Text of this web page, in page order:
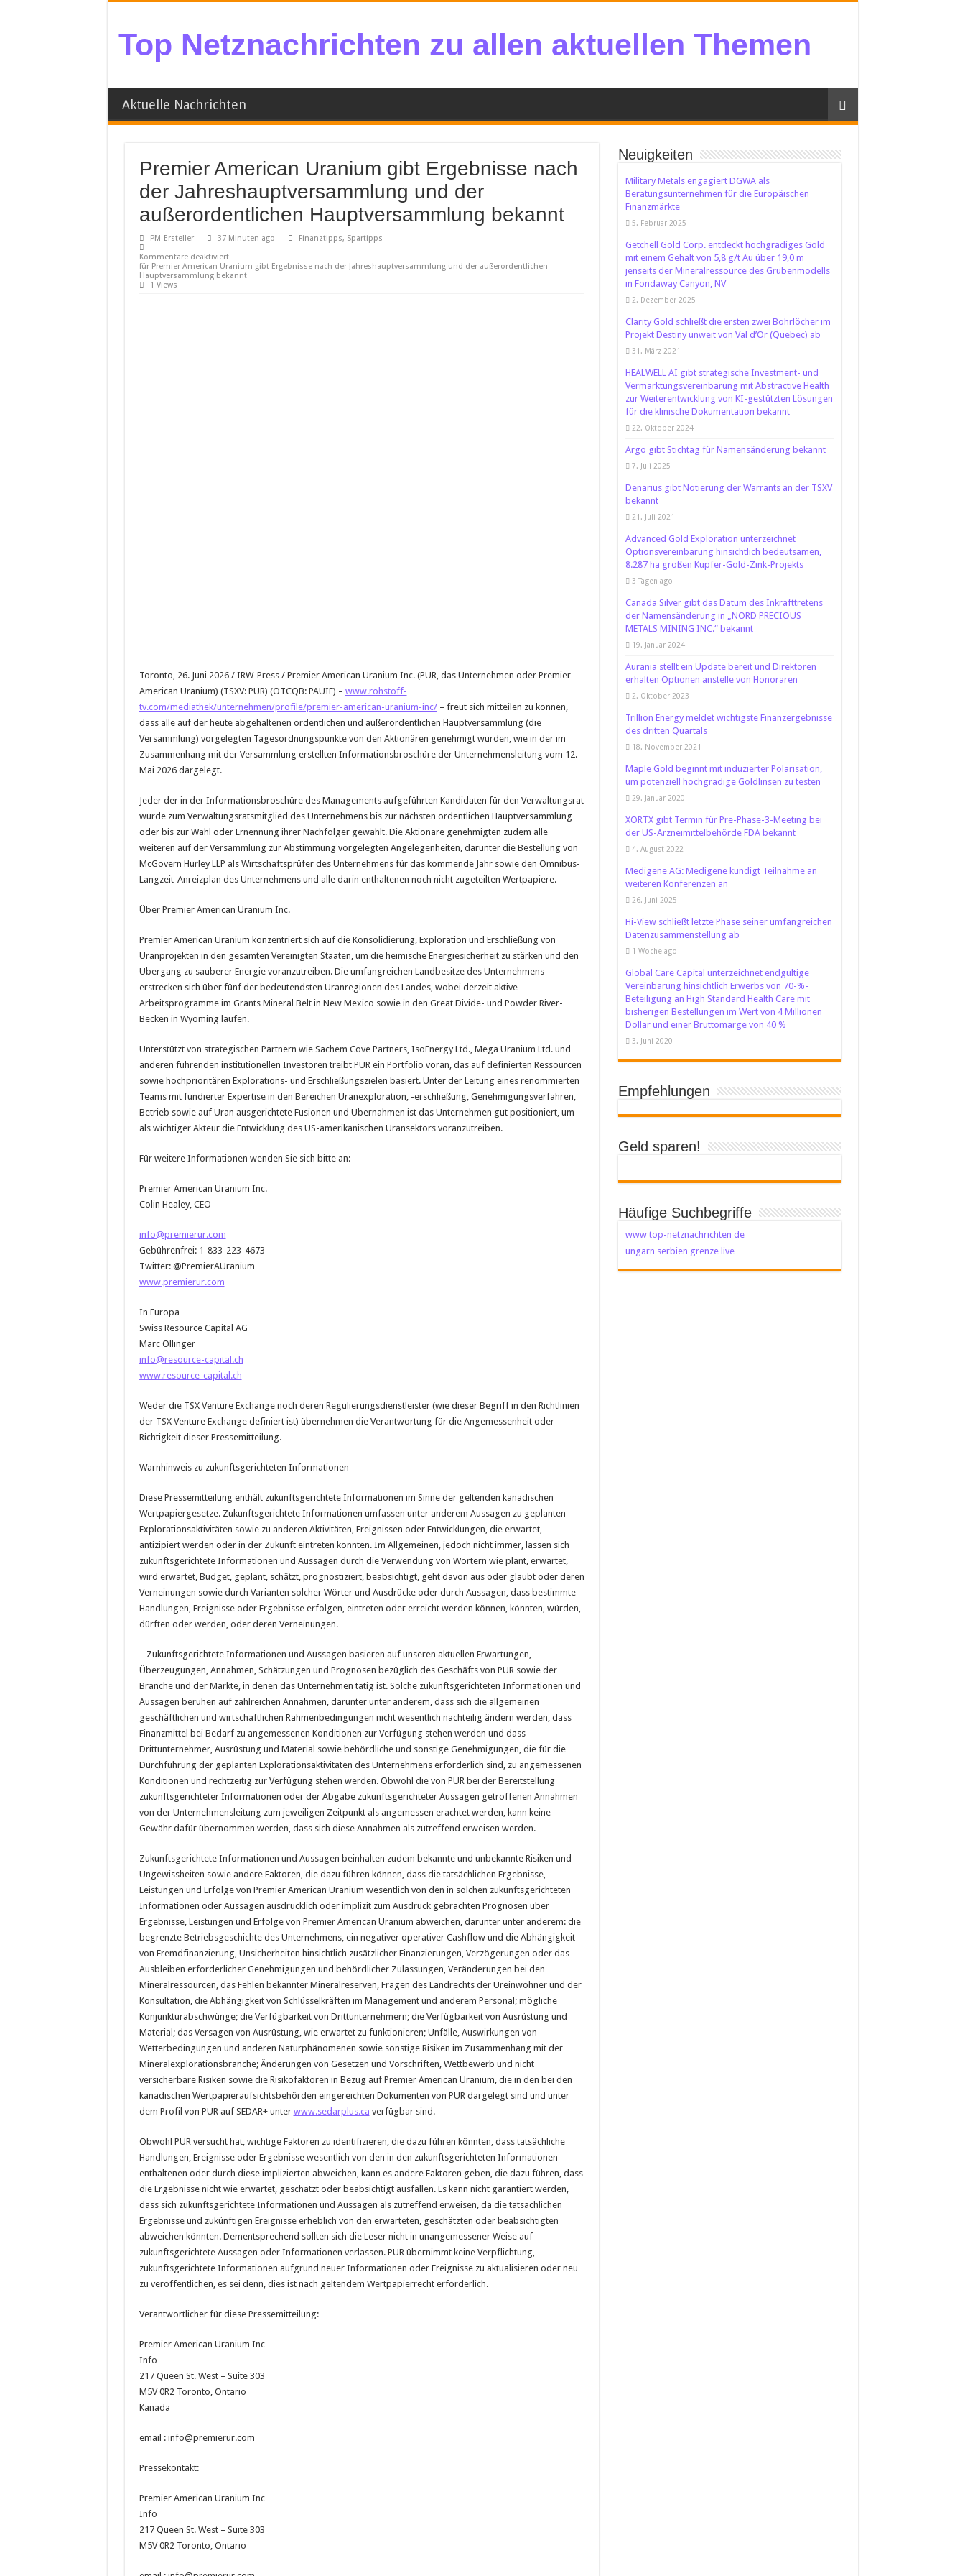
Top Netznachrichten zu allen aktuellen Themen
Aktuelle Nachrichten
Premier American Uranium gibt Ergebnisse nach
der Jahreshauptversammlung und der
außerordentlichen Hauptversammlung bekannt
PM-Ersteller 37 Minuten ago
Finanztipps, Spartipps
Kommentare deaktiviert
für Premier American Uranium gibt Ergebnisse nach der Jahreshauptversammlung und der außerordentlichen
Hauptversammlung bekannt
1 Views
Toronto, 26. Juni 2026 / IRW-Press / Premier American Uranium Inc. (PUR, das Unternehmen oder Premier
American Uranium) (TSXV: PUR) (OTCQB: PAUIF) – www.rohstoff-
tv.com/mediathek/unternehmen/profile/premier-american-uranium-inc/– freut sich mitteilen zu können,
dass alle auf der heute abgehaltenen ordentlichen und außerordentlichen Hauptversammlung (die
Versammlung) vorgelegten Tagesordnungspunkte von den Aktionären genehmigt wurden, wie in der im
Zusammenhang mit der Versammlung erstellten Informationsbroschüre der Unternehmensleitung vom 12.
Mai 2026 dargelegt.
Jeder der in der Informationsbroschüre des Managements aufgeführten Kandidaten für den Verwaltungsrat
wurde zum Verwaltungsratsmitglied des Unternehmens bis zur nächsten ordentlichen Hauptversammlung
oder bis zur Wahl oder Ernennung ihrer Nachfolger gewählt. Die Aktionäre genehmigten zudem alle
weiteren auf der Versammlung zur Abstimmung vorgelegten Angelegenheiten, darunter die Bestellung von
McGovern Hurley LLP als Wirtschaftsprüfer des Unternehmens für das kommende Jahr sowie den Omnibus-
Langzeit-Anreizplan des Unternehmens und alle darin enthaltenen noch nicht zugeteilten Wertpapiere.
Über Premier American Uranium Inc.
Premier American Uranium konzentriert sich auf die Konsolidierung, Exploration und Erschließung von
Uranprojekten in den gesamten Vereinigten Staaten, um die heimische Energiesicherheit zu stärken und den
Übergang zu sauberer Energie voranzutreiben. Die umfangreichen Landbesitze des Unternehmens
erstrecken sich über fünf der bedeutendsten Uranregionen des Landes, wobei derzeit aktive
Arbeitsprogramme im Grants Mineral Belt in New Mexico sowie in den Great Divide- und Powder River-
Becken in Wyoming laufen.
Unterstützt von strategischen Partnern wie Sachem Cove Partners, IsoEnergy Ltd., Mega Uranium Ltd. und
anderen führenden institutionellen Investoren treibt PUR ein Portfolio voran, das auf definierten Ressourcen
sowie hochprioritären Explorations- und Erschließungszielen basiert. Unter der Leitung eines renommierten
Teams mit fundierter Expertise in den Bereichen Uranexploration, -erschließung, Genehmigungsverfahren,
Betrieb sowie auf Uran ausgerichtete Fusionen und Übernahmen ist das Unternehmen gut positioniert, um
als wichtiger Akteur die Entwicklung des US-amerikanischen Uransektors voranzutreiben.
Für weitere Informationen wenden Sie sich bitte an:
Premier American Uranium Inc.
Colin Healey, CEO
info@premierur.com
Gebührenfrei: 1-833-223-4673
Twitter: @PremierAUranium
www.premierur.com
In Europa
Swiss Resource Capital AG
Marc Ollinger
info@resource-capital.ch
www.resource-capital.ch
Weder die TSX Venture Exchange noch deren Regulierungsdienstleister (wie dieser Begriff in den Richtlinien
der TSX Venture Exchange definiert ist) übernehmen die Verantwortung für die Angemessenheit oder
Richtigkeit dieser Pressemitteilung.
Warnhinweis zu zukunftsgerichteten Informationen
Diese Pressemitteilung enthält zukunftsgerichtete Informationen im Sinne der geltenden kanadischen
Wertpapiergesetze. Zukunftsgerichtete Informationen umfassen unter anderem Aussagen zu geplanten
Explorationsaktivitäten sowie zu anderen Aktivitäten, Ereignissen oder Entwicklungen, die erwartet,
antizipiert werden oder in der Zukunft eintreten könnten. Im Allgemeinen, jedoch nicht immer, lassen sich
zukunftsgerichtete Informationen und Aussagen durch die Verwendung von Wörtern wie plant, erwartet,
wird erwartet, Budget, geplant, schätzt, prognostiziert, beabsichtigt, geht davon aus oder glaubt oder deren
Verneinungen sowie durch Varianten solcher Wörter und Ausdrücke oder durch Aussagen, dass bestimmte
Handlungen, Ereignisse oder Ergebnisse erfolgen, eintreten oder erreicht werden können, könnten, würden,
dürften oder werden, oder deren Verneinungen.
Zukunftsgerichtete Informationen und Aussagen basieren auf unseren aktuellen Erwartungen,
Überzeugungen, Annahmen, Schätzungen und Prognosen bezüglich des Geschäfts von PUR sowie der
Branche und der Märkte, in denen das Unternehmen tätig ist. Solche zukunftsgerichteten Informationen und
Aussagen beruhen auf zahlreichen Annahmen, darunter unter anderem, dass sich die allgemeinen
geschäftlichen und wirtschaftlichen Rahmenbedingungen nicht wesentlich nachteilig ändern werden, dass
Finanzmittel bei Bedarf zu angemessenen Konditionen zur Verfügung stehen werden und dass
Drittunternehmer, Ausrüstung und Material sowie behördliche und sonstige Genehmigungen, die für die
Durchführung der geplanten Explorationsaktivitäten des Unternehmens erforderlich sind, zu angemessenen
Konditionen und rechtzeitig zur Verfügung stehen werden. Obwohl die von PUR bei der Bereitstellung
zukunftsgerichteter Informationen oder der Abgabe zukunftsgerichteter Aussagen getroffenen Annahmen
von der Unternehmensleitung zum jeweiligen Zeitpunkt als angemessen erachtet werden, kann keine
Gewähr dafür übernommen werden, dass sich diese Annahmen als zutreffend erweisen werden.
Zukunftsgerichtete Informationen und Aussagen beinhalten zudem bekannte und unbekannte Risiken und
Ungewissheiten sowie andere Faktoren, die dazu führen können, dass die tatsächlichen Ergebnisse,
Leistungen und Erfolge von Premier American Uranium wesentlich von den in solchen zukunftsgerichteten
Informationen oder Aussagen ausdrücklich oder implizit zum Ausdruck gebrachten Prognosen über
Ergebnisse, Leistungen und Erfolge von Premier American Uranium abweichen, darunter unter anderem: die
begrenzte Betriebsgeschichte des Unternehmens, ein negativer operativer Cashflow und die Abhängigkeit
von Fremdfinanzierung, Unsicherheiten hinsichtlich zusätzlicher Finanzierungen, Verzögerungen oder das
Ausbleiben erforderlicher Genehmigungen und behördlicher Zulassungen, Veränderungen bei den
Mineralressourcen, das Fehlen bekannter Mineralreserven, Fragen des Landrechts der Ureinwohner und der
Konsultation, die Abhängigkeit von Schlüsselkräften im Management und anderem Personal; mögliche
Konjunkturabschwünge; die Verfügbarkeit von Drittunternehmern; die Verfügbarkeit von Ausrüstung und
Material; das Versagen von Ausrüstung, wie erwartet zu funktionieren; Unfälle, Auswirkungen von
Wetterbedingungen und anderen Naturphänomenen sowie sonstige Risiken im Zusammenhang mit der
Mineralexplorationsbranche; Änderungen von Gesetzen und Vorschriften, Wettbewerb und nicht
versicherbare Risiken sowie die Risikofaktoren in Bezug auf Premier American Uranium, die in den bei den
kanadischen Wertpapieraufsichtsbehörden eingereichten Dokumenten von PUR dargelegt sind und unter
dem Profil von PUR auf SEDAR+ unter www.sedarplus.ca verfügbar sind.
Obwohl PUR versucht hat, wichtige Faktoren zu identifizieren, die dazu führen könnten, dass tatsächliche
Handlungen, Ereignisse oder Ergebnisse wesentlich von den in den zukunftsgerichteten Informationen
enthaltenen oder durch diese implizierten abweichen, kann es andere Faktoren geben, die dazu führen, dass
die Ergebnisse nicht wie erwartet, geschätzt oder beabsichtigt ausfallen. Es kann nicht garantiert werden,
dass sich zukunftsgerichtete Informationen und Aussagen als zutreffend erweisen, da die tatsächlichen
Ergebnisse und zukünftigen Ereignisse erheblich von den erwarteten, geschätzten oder beabsichtigten
abweichen könnten. Dementsprechend sollten sich die Leser nicht in unangemessener Weise auf
zukunftsgerichtete Aussagen oder Informationen verlassen. PUR übernimmt keine Verpflichtung,
zukunftsgerichtete Informationen aufgrund neuer Informationen oder Ereignisse zu aktualisieren oder neu
zu veröffentlichen, es sei denn, dies ist nach geltendem Wertpapierrecht erforderlich.
Verantwortlicher für diese Pressemitteilung:
Premier American Uranium Inc
Info
217 Queen St. West – Suite 303
M5V 0R2 Toronto, Ontario
Kanada
email : info@premierur.com
Pressekontakt:
Premier American Uranium Inc
Info
217 Queen St. West – Suite 303
M5V 0R2 Toronto, Ontario
Neuigkeiten
Military Metals engagiert DGWA als
Beratungsunternehmen für die Europäischen
Finanzmärkte
5. Februar 2025
Getchell Gold Corp. entdeckt hochgradiges Gold
mit einem Gehalt von 5,8 g/t Au über 19,0 m
jenseits der Mineralressource des Grubenmodells
in Fondaway Canyon, NV
2. Dezember 2025
Clarity Gold schließt die ersten zwei Bohrlöcher im
Projekt Destiny unweit von Val d’Or (Quebec) ab
31. März 2021
HEALWELL AI gibt strategische Investment- und
Vermarktungsvereinbarung mit Abstractive Health
zur Weiterentwicklung von KI-gestützten Lösungen
für die klinische Dokumentation bekannt
22. Oktober 2024
Argo gibt Stichtag für Namensänderung bekannt
7. Juli 2025
Denarius gibt Notierung der Warrants an der TSXV
bekannt
21. Juli 2021
Advanced Gold Exploration unterzeichnet
Optionsvereinbarung hinsichtlich bedeutsamen,
8.287 ha großen Kupfer-Gold-Zink-Projekts
3 Tagen ago
Canada Silver gibt das Datum des Inkrafttretens
der Namensänderung in „NORD PRECIOUS
METALS MINING INC.“ bekannt
19. Januar 2024
Aurania stellt ein Update bereit und Direktoren
erhalten Optionen anstelle von Honoraren
2. Oktober 2023
Trillion Energy meldet wichtigste Finanzergebnisse
des dritten Quartals
18. November 2021
Maple Gold beginnt mit induzierter Polarisation,
um potenziell hochgradige Goldlinsen zu testen
29. Januar 2020
XORTX gibt Termin für Pre-Phase-3-Meeting bei
der US-Arzneimittelbehörde FDA bekannt
4. August 2022
Medigene AG: Medigene kündigt Teilnahme an
weiteren Konferenzen an
26. Juni 2025
Hi-View schließt letzte Phase seiner umfangreichen
Datenzusammenstellung ab
1 Woche ago
Global Care Capital unterzeichnet endgültige
Vereinbarung hinsichtlich Erwerbs von 70-%-
Beteiligung an High Standard Health Care mit
bisherigen Bestellungen im Wert von 4 Millionen
Dollar und einer Bruttomarge von 40 %
3. Juni 2020
Empfehlungen
Geld sparen!
Häufige Suchbegriffe
www top-netznachrichten de
ungarn serbien grenze live